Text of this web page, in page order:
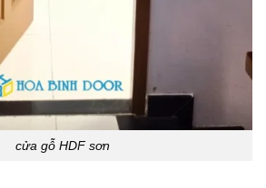
cửa gỗ HDF sơn